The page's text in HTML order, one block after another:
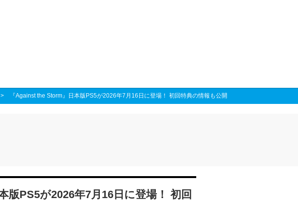
> 『Against the Storm』日本版PS5が2026年7月16日に登場！ 初回特典の情報も公開
版PS5が2026年7月16日に登場！ 初回